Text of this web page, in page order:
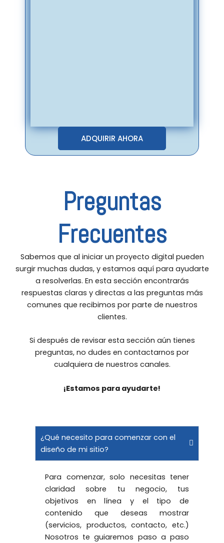
ADQUIRIR AHORA
Preguntas
Frecuentes
Sabemos que al iniciar un proyecto digital pueden
surgir muchas dudas, y estamos aquí para ayudarte
a resolverlas. En esta sección encontrarás
respuestas claras y directas a las preguntas más
comunes que recibimos por parte de nuestros
clientes.
Si después de revisar esta sección aún tienes
preguntas, no dudes en contactarnos por
cualquiera de nuestros canales.
¡Estamos para ayudarte!
¿Qué necesito para comenzar con el
diseño de mi sitio?
Para comenzar, solo necesitas tener
claridad sobre tu negocio, tus
objetivos en línea y el tipo de
contenido que deseas mostrar
(servicios, productos, contacto, etc.)
Nosotros te guiaremos paso a paso